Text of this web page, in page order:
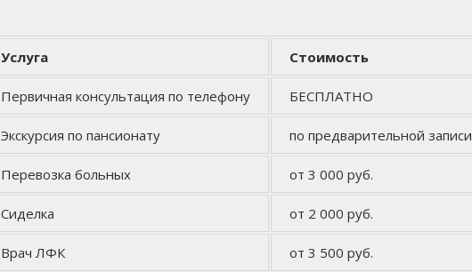
Услуга Стоимость
Первичная консультация по телефону БЕСПЛАТНО
Экскурсия по пансионату по предварительной записи
Перевозка больных от 3 000 руб.
Сиделка от 2 000 руб.
Врач ЛФК от 3 500 руб.